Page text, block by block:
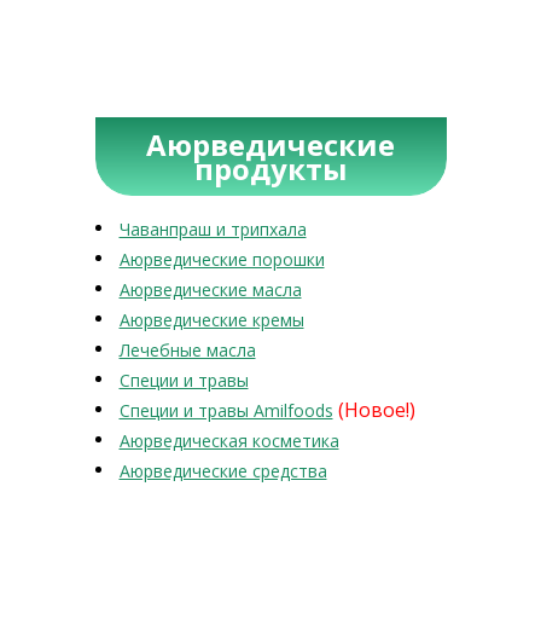
Аюрведические
продукты
Чаванпраш и трипхала
Аюрведические порошки
Аюрведические масла
Аюрведические кремы
Лечебные масла
Специи и травы
Специи и травы Amilfoods (Новое!)
Аюрведическая косметика
Аюрведические средства